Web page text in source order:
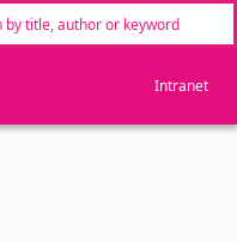
Intranet